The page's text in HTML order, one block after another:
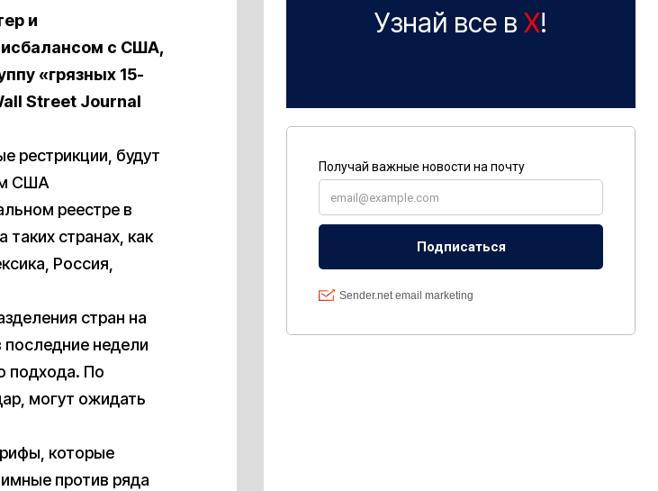
и
с США,
«грязных 15-
Street Journal
рестрикции, будут
США
реестре в
странах, как
Россия,
стран на
недели
подхода. По
могут ожидать
которые
против ряда
Узнай все в X!